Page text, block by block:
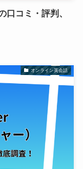
口コミ・評判、
オンライン英会話